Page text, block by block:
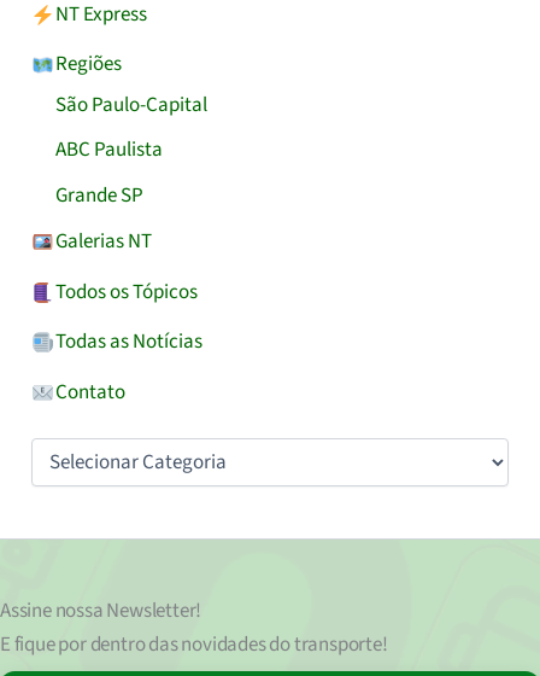
NT Express
Regiões
São Paulo-Capital
ABC Paulista
Grande SP
Galerias NT
Todos os Tópicos
Todas as Notícias
Contato
Assine nossaNewsletter!
E fique por dentro das novidades do transporte!